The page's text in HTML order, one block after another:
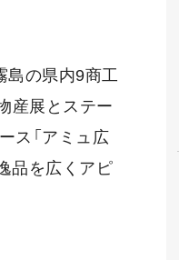
島の県内9商工
産展とステー
ス「アミュ広
品を広くアピ